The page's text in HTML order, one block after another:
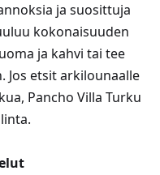
ja suosittuja
kokonaisuuden
ja kahvi tai tee
Jos etsit arkilounaalle
Pancho Villa Turku